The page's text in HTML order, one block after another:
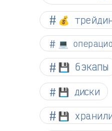
💰
💻
💾 бэкапы
💾 диски
💾